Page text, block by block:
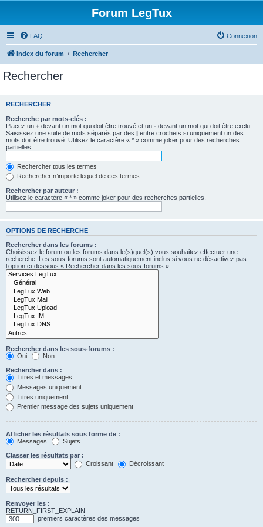
Forum LegTux
FAQ Connexion
Index du forum Rechercher
Rechercher
RECHERCHER
Recherche par mots-clés :
Placez un + devant un mot qui doit être trouvé et un - devant un mot qui doit être exclu.
Saisissez une suite de mots séparés par des | entre crochets si uniquement un des
mots doit être trouvé. Utilisez le caractère « * » comme joker pour des recherches
partielles.
Rechercher tous les termes
Rechercher n’importe lequel de ces termes
Rechercher par auteur :
Utilisez le caractère « * » comme joker pour des recherches partielles.
OPTIONS DE RECHERCHE
Rechercher dans les forums :
Choisissez le forum ou les forums dans le(s)quel(s) vous souhaitez effectuer une
recherche. Les sous-forums sont automatiquement inclus si vous ne désactivez pas
l’option ci-dessous « Rechercher dans les sous-forums ».
Rechercher dans les sous-forums :
Oui
Non
Rechercher dans :
Titres et messages
Messages uniquement
Titres uniquement
Premier message des sujets uniquement
Afficher les résultats sous forme de :
Messages
Sujets
Classer les résultats par :
Croissant
Décroissant
Rechercher depuis :
Renvoyer les :
RETURN_FIRST_EXPLAIN
premiers caractères des messages